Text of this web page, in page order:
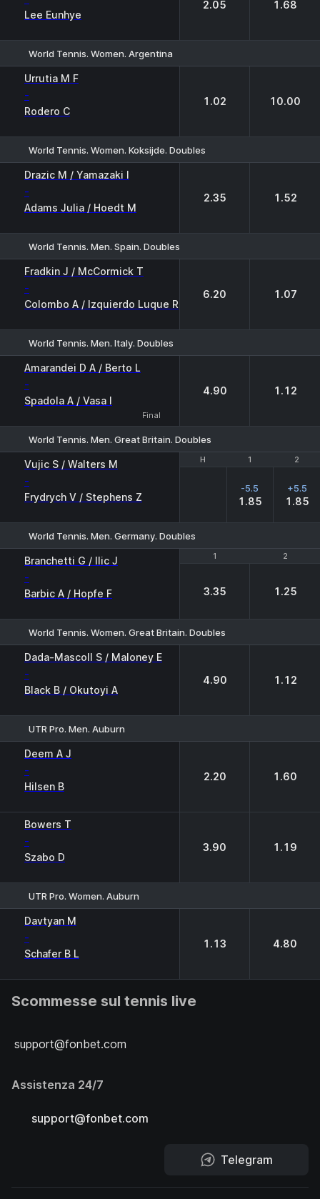
Lee Eunhye
2.05 1.68
World Tennis. Women. Argentina
Urrutia M F
-
Rodero C
1.02 10.00
World Tennis. Women. Koksijde. Doubles
Drazic M / Yamazaki I
-
Adams Julia / Hoedt M
2.35 1.52
World Tennis. Men. Spain. Doubles
Fradkin J / McCormick T
-
Colombo A / Izquierdo Luque R
6.20 1.07
World Tennis. Men. Italy. Doubles
Amarandei D A / Berto L
-
Spadola A / Vasa I
Final
4.90 1.12
World Tennis. Men. Great Britain. Doubles
H 1 2
Vujic S / Walters M
-
Frydrych V / Stephens Z
H 1 2
-5.5
1.85
+5.5
1.85
World Tennis. Men. Germany. Doubles
1 2
Branchetti G / Ilic J
-
Barbic A / Hopfe F
1 2
3.35 1.25
World Tennis. Women. Great Britain. Doubles
Dada-Mascoll S / Maloney E
-
Black B / Okutoyi A
4.90 1.12
UTR Pro. Men. Auburn
Deem A J
-
Hilsen B
2.20 1.60
Bowers T
-
Szabo D
3.90 1.19
UTR Pro. Women. Auburn
Davtyan M
-
Schafer B L
1.13 4.80
Scommesse sul tennis live
support@fonbet.com
Assistenza 24/7
support@fonbet.com
Telegram